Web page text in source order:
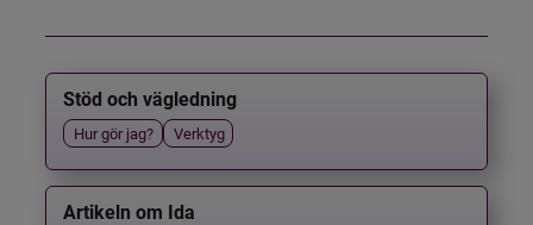
Stöd och vägledning
Hur gör jag? Verktyg
Artikeln om Ida